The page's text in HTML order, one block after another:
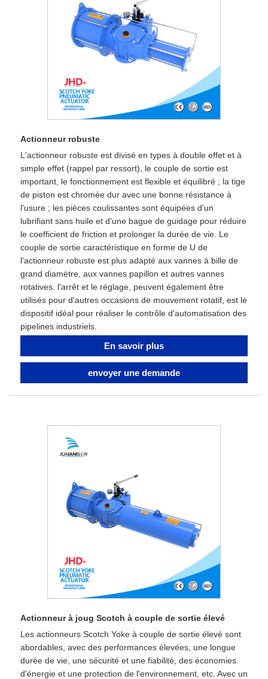
Actionneur robuste
L'actionneur robuste est divisé en types à double effet et à
simple effet (rappel par ressort), le couple de sortie est
important, le fonctionnement est flexible et équilibré ; la tige
de piston est chromée dur avec une bonne résistance à
l'usure ; les pièces coulissantes sont équipées d'un
lubrifiant sans huile et d'une bague de guidage pour réduire
le coefficient de friction et prolonger la durée de vie. Le
couple de sortie caractéristique en forme de U de
l'actionneur robuste est plus adapté aux vannes à bille de
grand diamètre, aux vannes papillon et autres vannes
rotatives. l'arrêt et le réglage, peuvent également être
utilisés pour d'autres occasions de mouvement rotatif, est le
dispositif idéal pour réaliser le contrôle d'automatisation des
pipelines industriels.
En savoir plus
envoyer une demande
Actionneur à joug Scotch à couple de sortie élevé
Les actionneurs Scotch Yoke à couple de sortie élevé sont
abordables, avec des performances élevées, une longue
durée de vie, une sécurité et une fiabilité, des économies
d'énergie et une protection de l'environnement, etc. Avec un